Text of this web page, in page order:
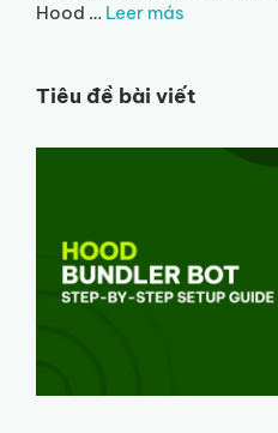
Hood … Leer más
Tiêu đề bài viết